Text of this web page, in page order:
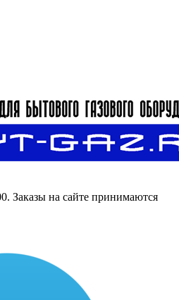
Заказы на сайте принимаются